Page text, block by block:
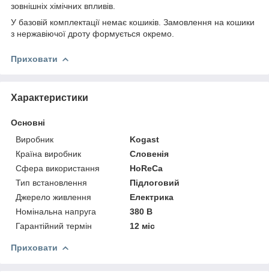
зовнішніх хімічних впливів.
У базовій комплектації немає кошиків. Замовлення на кошики
з нержавіючої дроту формується окремо.
Приховати
Характеристики
Основні
Виробник
Kogast
Країна виробник
Словенія
Сфера використання
HoReCa
Тип встановлення
Підлоговий
Джерело живлення
Електрика
Номінальна напруга
380 В
Гарантійний термін
12 міс
Приховати